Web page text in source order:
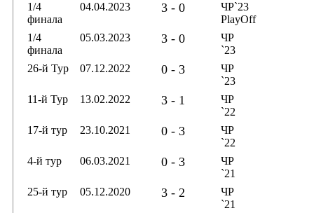
1/4
финала
04.04.2023 3 - 0
ЧР`23
PlayOff
1/4
финала
05.03.2023 3 - 0
ЧР
`23
26-й Тур
07.12.2022 0 - 3
ЧР
`23
11-й Тур
13.02.2022 3 - 1
ЧР
`22
17-й тур
23.10.2021 0 - 3
ЧР
`22
4-й тур
06.03.2021 0 - 3
ЧР
`21
25-й тур
05.12.2020 3 - 2
ЧР
`21